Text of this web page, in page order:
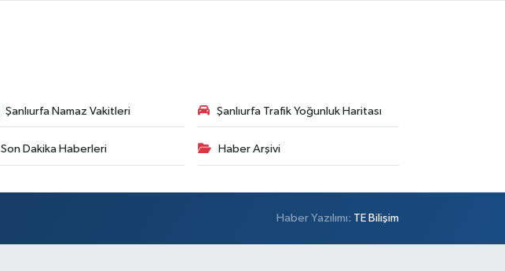
Şanlıurfa Namaz Vakitleri Şanlıurfa Trafik Yoğunluk Haritası
Son Dakika Haberleri Haber Arşivi
Haber Yazılımı: TE Bilişim